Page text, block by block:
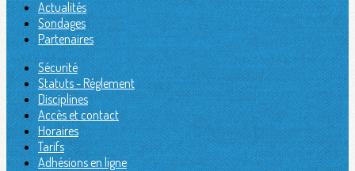
Actualités
Sondages
Partenaires
Sécurité
Statuts - Réglement
Disciplines
Accès et contact
Horaires
Tarifs
Adhésions en ligne